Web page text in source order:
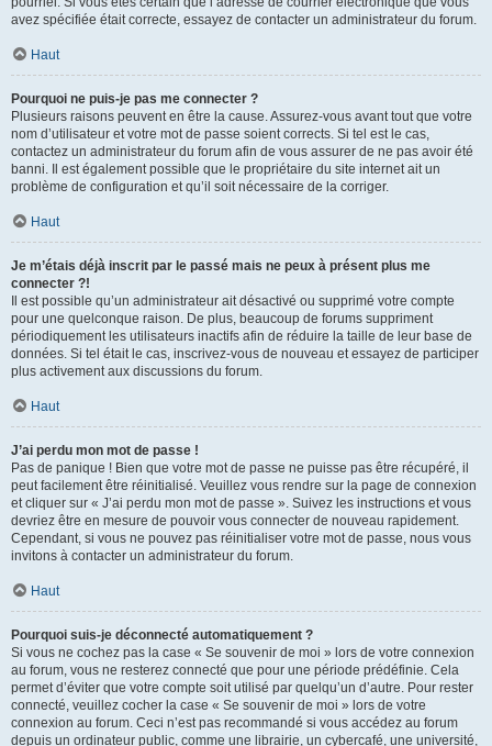
avez spécifiée était correcte, essayez de contacter un administrateur du forum.
Haut
Pourquoi ne puis-je pas me connecter ?
Plusieurs raisons peuvent en être la cause. Assurez-vous avant tout que votre
nom d’utilisateur et votre mot de passe soient corrects. Si tel est le cas,
contactez un administrateur du forum afin de vous assurer de ne pas avoir été
banni. Il est également possible que le propriétaire du site internet ait un
problème de configuration et qu’il soit nécessaire de la corriger.
Haut
Je m’étais déjà inscrit par le passé mais ne peux à présent plus me
connecter ?!
Il est possible qu’un administrateur ait désactivé ou supprimé votre compte
pour une quelconque raison. De plus, beaucoup de forums suppriment
périodiquement les utilisateurs inactifs afin de réduire la taille de leur base de
données. Si tel était le cas, inscrivez-vous de nouveau et essayez de participer
plus activement aux discussions du forum.
Haut
J’ai perdu mon mot de passe !
Pas de panique ! Bien que votre mot de passe ne puisse pas être récupéré, il
peut facilement être réinitialisé. Veuillez vous rendre sur la page de connexion
et cliquer sur « J’ai perdu mon mot de passe ». Suivez les instructions et vous
devriez être en mesure de pouvoir vous connecter de nouveau rapidement.
Cependant, si vous ne pouvez pas réinitialiser votre mot de passe, nous vous
invitons à contacter un administrateur du forum.
Haut
Pourquoi suis-je déconnecté automatiquement ?
Si vous ne cochez pas la case « Se souvenir de moi » lors de votre connexion
au forum, vous ne resterez connecté que pour une période prédéfinie. Cela
permet d’éviter que votre compte soit utilisé par quelqu’un d’autre. Pour rester
connecté, veuillez cocher la case « Se souvenir de moi » lors de votre
connexion au forum. Ceci n’est pas recommandé si vous accédez au forum
depuis un ordinateur public, comme une librairie, un cybercafé, une université,